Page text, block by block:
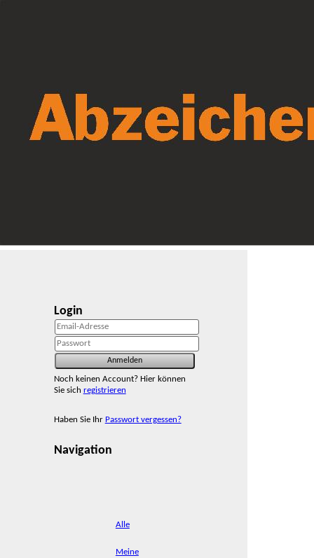
Login
Noch keinen Account? Hier können
Sie sich registrieren
Haben Sie Ihr Passwort vergessen?
Navigation
Alle
Meine